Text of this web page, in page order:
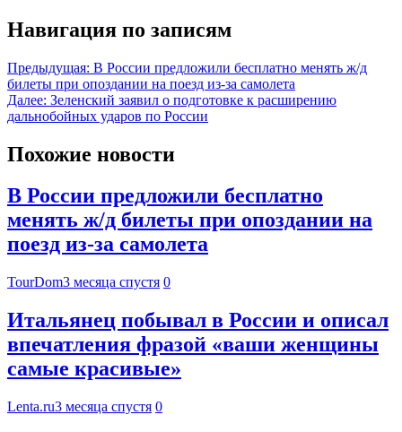
Навигация по записям
Предыдущая: В России предложили бесплатно менять ж/д
билеты при опоздании на поезд из-за самолета
Далее: Зеленский заявил о подготовке к расширению
дальнобойных ударов по России
Похожие новости
В России предложили бесплатно
менять ж/д билеты при опоздании на
поезд из-за самолета
TourDom3 месяца спустя 0
Итальянец побывал в России и описал
впечатления фразой «ваши женщины
самые красивые»
Lenta.ru3 месяца спустя 0